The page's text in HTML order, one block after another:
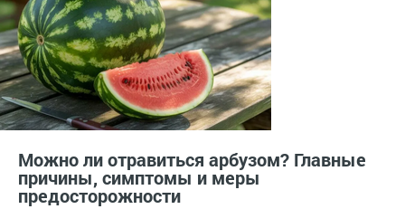
Можно ли отравиться арбузом? Главные
причины, симптомы и меры
предосторожности